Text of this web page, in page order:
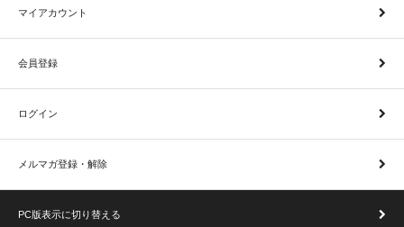
マイアカウント
会員登録
ログイン
メルマガ登録・解除
PC版表示に切り替える